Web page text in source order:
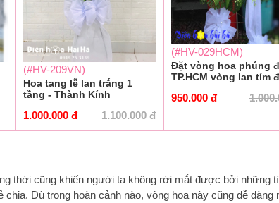
(#HV-209VN)
Hoa tang lễ lan trắng 1
tầng - Thành Kính
1.100.000đ
1.000.000 đ
(#HV-029HCM)
Đặt vòng hoa phúng
TP.HCM vòng lan tím
950.000 đ
thời cũng khiến người ta không rời mắt được bởi những
Dù trong hoàn cảnh nào, vòng hoa này cũng dễ dàng